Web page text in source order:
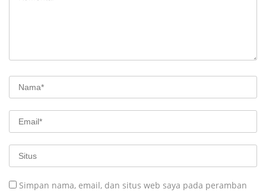
Simpan nama, email, dan situs web saya pada peramban